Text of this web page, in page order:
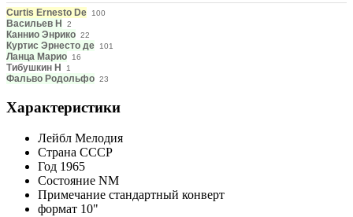
Curtis Ernesto De 100
Васильев Н 2
Каннио Энрико 22
Куртис Эрнесто де 101
Ланца Марио 16
Тибушкин Н 1
Фальво Родольфо 23
Характеристики
Лейбл Мелодия
Страна СССР
Год 1965
Состояние NM
Примечание стандартный конверт
формат 10"